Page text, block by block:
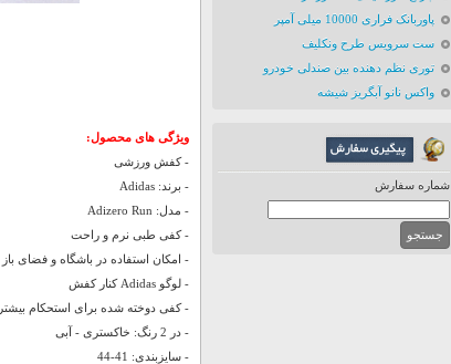
پاوربانک فراری 10000 میلی آمپر
ست سرویس طرح ونکلیف
توری نظم دهنده بین صندلی خودرو
واکس نانو آبگریز شیشه
شماره سفارش
ویژگی های محصول:
- کفش ورزشی
- برند: Adidas
- مدل: Adizero Run
- کفی طبی نرم و راحت
- امکان استفاده در باشگاه و فضای باز
- لوگو Adidas کنار کفش
- کفی دوخته شده برای استحکام بیشتر
- در 2 رنگ: خاکستری - آبی
- سایزبندی: 41-44